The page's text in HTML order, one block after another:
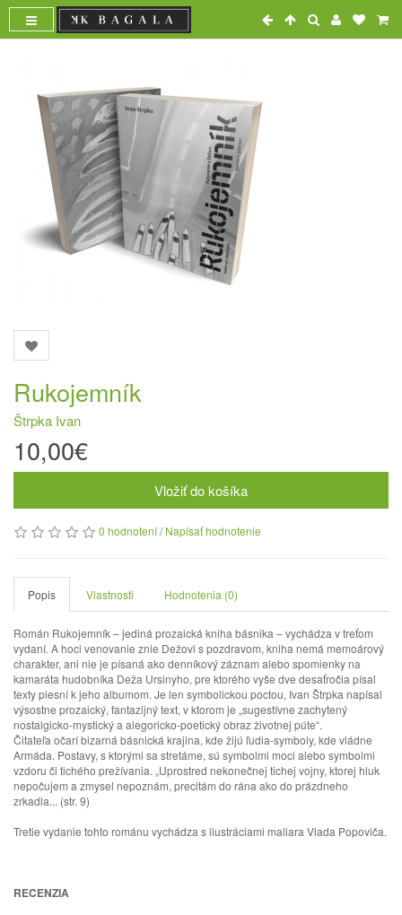
Rukojemník
Štrpka Ivan
10,00€
Vložiť do košíka
0 hodnotení/Napísať hodnotenie
Popis Vlastnosti Hodnotenia (0)
Román Rukojemník – jediná prozaická kniha básnika – vychádza v treťom
vydaní. A hoci venovanie znie Dežovi s pozdravom, kniha nemá memoárový
charakter, ani nie je písaná ako denníkový záznam alebo spomienky na
kamaráta hudobníka Deža Ursinyho, pre ktorého vyše dve desaťročia písal
texty piesní k jeho albumom. Je len symbolickou poctou, Ivan Štrpka napísal
výsostne prozaický, fantazijný text, v ktorom je „sugestívne zachytený
nostalgicko-mystický a alegoricko-poetický obraz životnej púte“.
Čitateľa očarí bizarná básnická krajina, kde žijú ľudia-symboly, kde vládne
Armáda. Postavy, s ktorými sa stretáme, sú symbolmi moci alebo symbolmi
vzdoru či tichého prežívania. „Uprostred nekonečnej tichej vojny, ktorej hluk
nepočujem a zmysel nepoznám, precitám do rána ako do prázdneho
zrkadla... (str. 9)
Tretie vydanie tohto románu vychádza s ilustráciami maliara Vlada Popoviča.
RECENZIA